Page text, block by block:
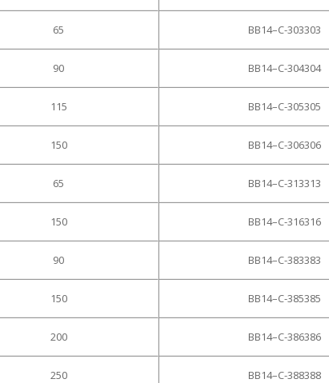
65 BB14–C-303303
90 BB14–C-304304
115 BB14–C-305305
150 BB14–C-306306
65 BB14–C-313313
150 BB14–C-316316
90 BB14–C-383383
150 BB14–C-385385
200 BB14–C-386386
250 BB14–C-388388